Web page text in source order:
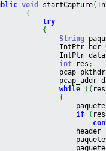
void startCapture(
{
try
{
String
hdr
int res ;
while
( (
{
if
(